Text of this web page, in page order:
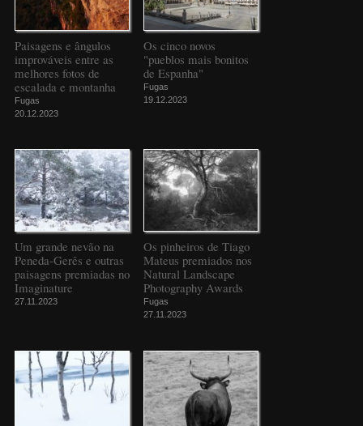
Paisagens e ângulos
improváveis entre as
melhores fotos de
escalada e montanha
Fugas
20.12.2023
Os cinco novos
"pueblos mais bonitos
de Espanha"
Fugas
19.12.2023
Um grande nevão na
Peneda-Gerês e outras
paisagens premiadas no
Imaginature
27.11.2023
Os pinheiros de Tiago
Mateus premiados nos
Natural Landscape
Photography Awards
Fugas
27.11.2023